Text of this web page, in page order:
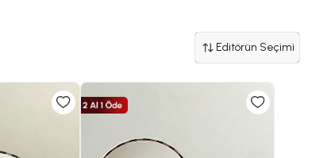
Editörün Seçimi